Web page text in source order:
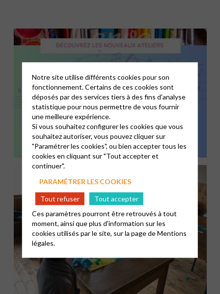
Notre site utilise différents cookies pour son
fonctionnement. Certains de ces cookies sont
déposés par des services tiers à des fins d'analyse
statistique pour nous permettre de vous fournir
une meilleure expérience.
Si vous souhaitez configurer les cookies que vous
souhaitez autoriser, vous pouvez cliquer sur
"Paramétrer les cookies", ou bien accepter tous les
cookies en cliquant sur "Tout accepter et
continuer".
PARAMÉTRER LES COOKIES
Tout refuser
Tout accepter
Ces paramètres pourront être retrouvés à tout
moment, ainsi que plus d'information sur les
cookies utilisés par le site, sur la page deMentions
légales.